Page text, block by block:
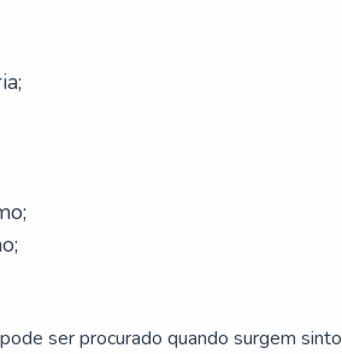
ser procurado quando surgem